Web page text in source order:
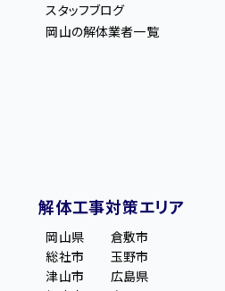
スタッフブログ
岡山の解体業者一覧
解体工事対策エリア
岡山県
倉敷市
総社市
玉野市
津山市
広島県